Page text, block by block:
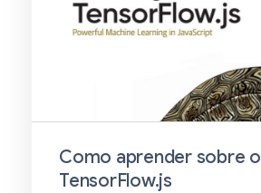
Como aprender sobre o
TensorFlow.js